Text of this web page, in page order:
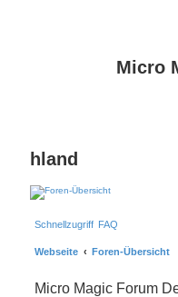
Micro
hland
Schnellzugriff FAQ
Webseite Foren-Übersicht
Micro Magic Forum